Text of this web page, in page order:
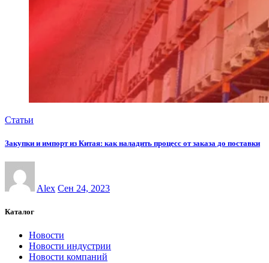
Статьи
Закупки и импорт из Китая: как наладить процесс от заказа до поставки
Alex Сен 24, 2023
Каталог
Новости
Новости индустрии
Новости компаний